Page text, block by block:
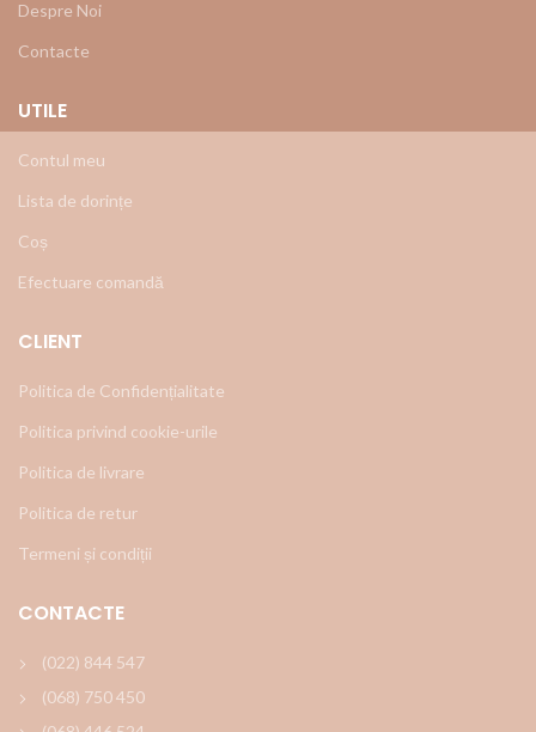
Despre Noi
Contacte
UTILE
Contul meu
Lista de dorințe
Coș
Efectuare comandă
CLIENT
Politica de Confidențialitate
Politica privind cookie-urile
Politica de livrare
Politica de retur
Termeni și condiții
CONTACTE
(022) 844 547
(068) 750 450